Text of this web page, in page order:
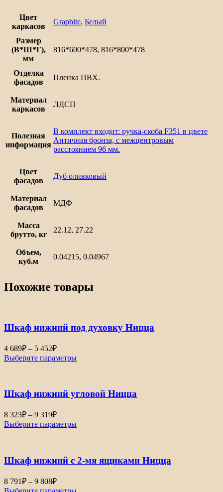
Ницца
Цвет
каркасов
Graphite, Белый
Размер
(В*Ш*Г),
мм
816*600*478, 816*800*478
Отделка
фасадов
Пленка ПВХ.
Материал
каркасов
ЛДСП
Полезная
информация
В комплект входит: ручка-скоба F351 в цвете
Античная бронза, с межцентровым
расстоянием 96 мм.
Цвет
фасадов
Дуб оливковый
Материал
фасадов
МДФ
Масса
брутто, кг
22.12, 27.22
Объем,
куб.м
0.04215, 0.04967
Похожие товары
Шкаф нижний под духовку Ницца
4 689₽ – 5 452₽Диапазон
цен:
4
5
Выберите параметры
Шкаф нижний угловой Ницца
8 323₽ – 9 319₽Диапазон
цен:
8
9
Выберите параметры
Шкаф нижний с 2-мя ящиками Ницца
8 791₽ – 9 808₽Диапазон
цен: